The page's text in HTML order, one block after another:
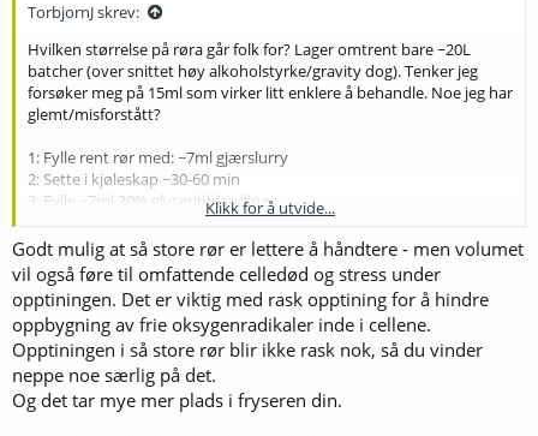
TorbjornJ skrev:
Hvilken størrelse på røra går folk for? Lager omtrent bare ~20L
batcher (over snittet høy alkoholstyrke/gravity dog). Tenker jeg
forsøker meg på 15ml som virker litt enklere å behandle. Noe jeg har
glemt/misforstått?
1: Fylle rent rør med: ~7ml gjærslurry
2: Sette i kjøleskap ~30-60 min
3: Fylle ~7ml 30% glyserinblanding
4: Rist og sette i kjøleskap 30min (hvis man antar at
glyserinblandingen er kald fra før)
5 - Får vurdere om jeg orker å ha en boks med alkohol i fryseren for
å sakte ned frysingen.
6: Sette i fryseren
Kan også eksperimentere med å fylle 15ml røret fult med gjær, la det
bunnsynke i kjøleskapet over natten og fjerne 7ml vørter neste dag.
Klikk for å utvide...
Godt mulig at så store rør er lettere å håndtere - men volumet
vil også føre til omfattende celledød og stress under
opptiningen. Det er viktig med rask opptining for å hindre
oppbygning av frie oksygenradikaler inde i cellene.
Opptiningen i så store rør blir ikke rask nok, så du vinder
neppe noe særlig på det.
Og det tar mye mer plads i fryseren din.